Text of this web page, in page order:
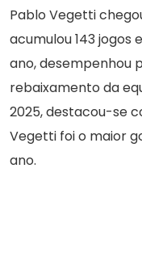
Pablo Vegetti
acumulou 143 jogos
ano, desempenhou
rebaixamento da
2025, destacou-se
Vegetti foi o maior
ano.